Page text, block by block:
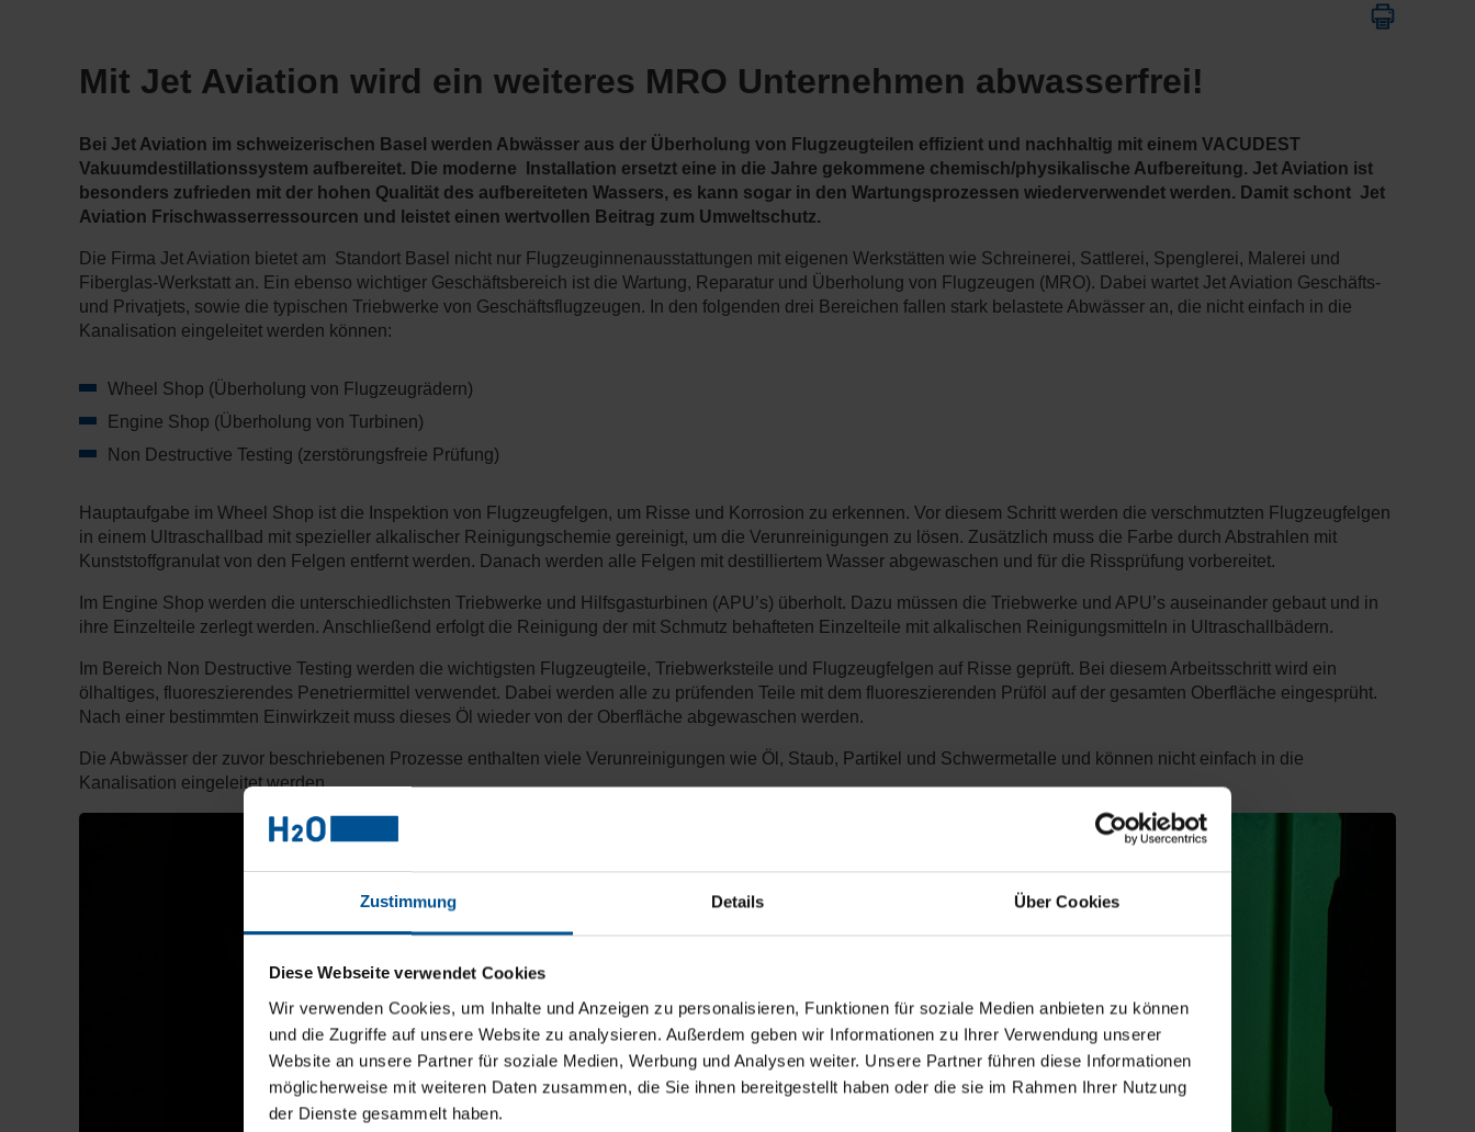
Zustimmung Details Über Cookies
Diese Webseite verwendet Cookies
Wir verwenden Cookies, um Inhalte und Anzeigen zu personalisieren, Funktionen für soziale Medien anbieten zu können
und die Zugriffe auf unsere Website zu analysieren. Außerdem geben wir Informationen zu Ihrer Verwendung unserer
Website an unsere Partner für soziale Medien, Werbung und Analysen weiter. Unsere Partner führen diese Informationen
möglicherweise mit weiteren Daten zusammen, die Sie ihnen bereitgestellt haben oder die sie im Rahmen Ihrer Nutzung
der Dienste gesammelt haben.
Mit Jet Aviation wird ein weiteres MRO Unternehmen abwasserfrei!
Bei Jet Aviation im schweizerischen Basel werden Abwässer aus der Überholung von Flugzeugteilen effizient und nachhaltig mit einem VACUDEST
Vakuumdestillationssystem aufbereitet. Die moderne Installation ersetzt eine in die Jahre gekommene chemisch/physikalische Aufbereitung. Jet Aviation ist
besonders zufrieden mit der hohen Qualität des aufbereiteten Wassers, es kann sogar in den Wartungsprozessen wiederverwendet werden. Damit schont Jet
Aviation Frischwasserressourcen und leistet einen wertvollen Beitrag zum Umweltschutz.
Die Firma Jet Aviation bietet am Standort Basel nicht nur Flugzeuginnenausstattungen mit eigenen Werkstätten wie Schreinerei, Sattlerei, Spenglerei, Malerei und
Fiberglas-Werkstatt an. Ein ebenso wichtiger Geschäftsbereich ist die Wartung, Reparatur und Überholung von Flugzeugen (MRO). Dabei wartet Jet Aviation Geschäfts-
und Privatjets, sowie die typischen Triebwerke von Geschäftsflugzeugen. In den folgenden drei Bereichen fallen stark belastete Abwässer an, die nicht einfach in die
Kanalisation eingeleitet werden können:
Wheel Shop (Überholung von Flugzeugrädern)
Engine Shop (Überholung von Turbinen)
Non Destructive Testing (zerstörungsfreie Prüfung)
Hauptaufgabe im Wheel Shop ist die Inspektion von Flugzeugfelgen, um Risse und Korrosion zu erkennen. Vor diesem Schritt werden die verschmutzten Flugzeugfelgen
in einem Ultraschallbad mit spezieller alkalischer Reinigungschemie gereinigt, um die Verunreinigungen zu lösen. Zusätzlich muss die Farbe durch Abstrahlen mit
Kunststoffgranulat von den Felgen entfernt werden. Danach werden alle Felgen mit destilliertem Wasser abgewaschen und für die Rissprüfung vorbereitet.
Im Engine Shop werden die unterschiedlichsten Triebwerke und Hilfsgasturbinen (APU’s) überholt. Dazu müssen die Triebwerke und APU’s auseinander gebaut und in
ihre Einzelteile zerlegt werden. Anschließend erfolgt die Reinigung der mit Schmutz behafteten Einzelteile mit alkalischen Reinigungsmitteln in Ultraschallbädern.
Im Bereich Non Destructive Testing werden die wichtigsten Flugzeugteile, Triebwerksteile und Flugzeugfelgen auf Risse geprüft. Bei diesem Arbeitsschritt wird ein
ölhaltiges, fluoreszierendes Penetriermittel verwendet. Dabei werden alle zu prüfenden Teile mit dem fluoreszierenden Prüföl auf der gesamten Oberfläche eingesprüht.
Nach einer bestimmten Einwirkzeit muss dieses Öl wieder von der Oberfläche abgewaschen werden.
Die Abwässer der zuvor beschriebenen Prozesse enthalten viele Verunreinigungen wie Öl, Staub, Partikel und Schwermetalle und können nicht einfach in die
Kanalisation eingeleitet werden.